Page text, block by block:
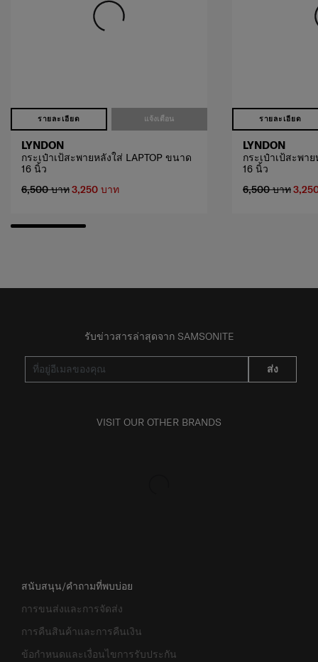
รายละเอียด แจ้งเตือน
LYNDON
กระเป๋าเป้สะพายหลังใส่ LAPTOP ขนาด
16 นิ้ว
6,500 บาท3,250 บาท
รายละเอียด
LYNDON
กระเป๋าเป้สะพา
16 นิ้ว
6,500 บาท
รับข่าวสารล่าสุดจาก SAMSONITE
ส่ง
VISIT OUR OTHER BRANDS
สนับสนุน/คำถามที่พบบ่อย
การขนส่งและการจัดส่ง
การคืนสินค้าและการคืนเงิน
ข้อกำหนดและเงื่อนไขการรับประกัน